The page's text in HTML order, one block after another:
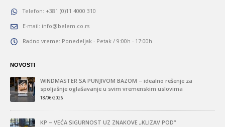
Telefon: +381 (0)11 4000 310
E-mail: info@belem.co.rs
Radno vreme: Ponedeljak - Petak / 9:00h - 17:00h
NOVOSTI
WINDMASTER SA PUNJIVOM BAZOM – idealno rešenje za
spoljašnje oglašavanje u svim vremenskim uslovima
18/06/2026
KP – VEĆA SIGURNOST UZ ZNAKOVE „KLIZAV POD“